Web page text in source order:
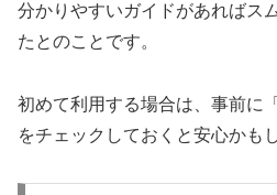
分かりやすいガイドがあればス
たとのことです。
初めて利用する場合は、事前に
をチェックしておくと安心かも